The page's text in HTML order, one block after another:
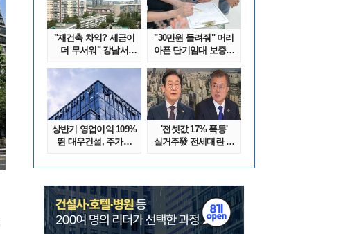
"재건축 차익? 세금이
더 무서워" 강남서
"30만원 돌려줘" 머리
아픈 단기임대 보증금
상반기 영업이익 109%
뛴 대우건설, 주가는
'전셋값 17% 폭등'
실거주發 전세대란 또